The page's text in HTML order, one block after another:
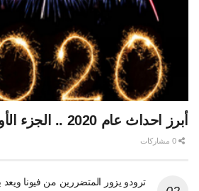
أبرز احداث عام 2020 .. الجزء الأول
ترودو يزور المتضررين من فيونا ويعد